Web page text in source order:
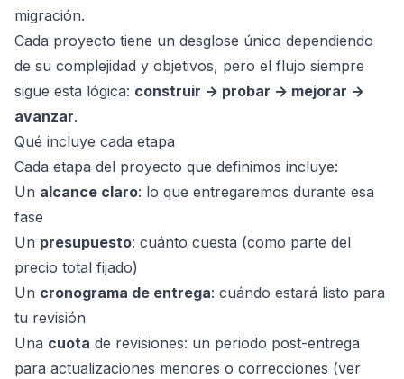
migración.
Cada proyecto tiene un desglose único dependiendo
de su complejidad y objetivos, pero el flujo siempre
sigue esta lógica: construir → probar → mejorar →
avanzar.
Qué incluye cada etapa
Cada etapa del proyecto que definimos incluye:
Un alcance claro: lo que entregaremos durante esa
fase
Un presupuesto: cuánto cuesta (como parte del
precio total fijado)
Un cronograma de entrega: cuándo estará listo para
tu revisión
Una cuota de revisiones: un periodo post-entrega
para actualizaciones menores o correcciones (ver